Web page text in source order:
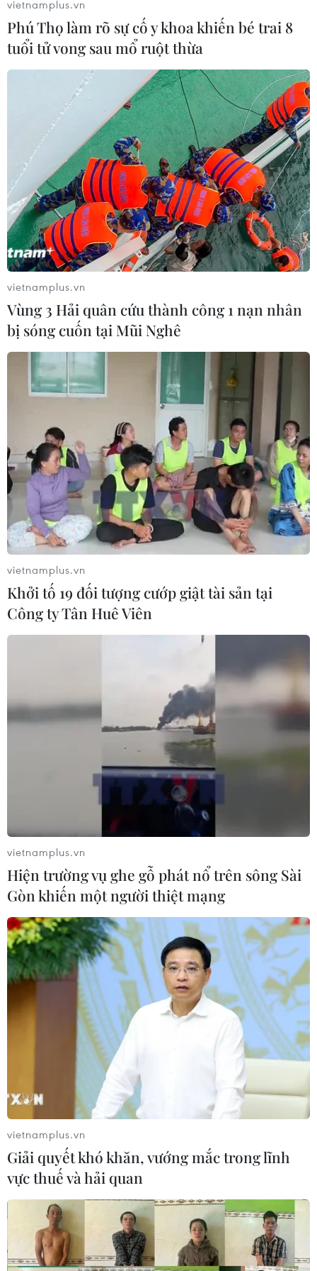
#Gạc Ma
#Chiến sỹ Hải quân
#Ban Liên lạc bộ đội Trường Sa
TP. Đà Nẵng
Theo dõi VietnamPlus
BIỂN ĐÔNG
Hàn Quốc tái khẳng định lập trường về Biển
Đông, kêu gọi tuân thủ luật quốc tế
Người lưu giữ hình ảnh Bác Hồ và Hoàng Sa-
Trường Sa qua tem bưu chính
Học giả Nga đề xuất biện pháp xây dựng lòng
tin giải quyết vấn đề Biển Đông
Việt Nam tôn trọng quyền tự do hàng hải, hàng
không của các quốc gia ở Biển Đông
Việt Nam phản đối hành vi xâm phạm chủ
quyền của Việt Nam tại quần đảo Trường Sa
37 năm sự kiện Gạc Ma: Tinh thần quyết tử
để bảo vệ chủ quyền Tổ quốc
14/03/2025 02:19
Vào ngày này cách đây 37 năm, ngày 14/3/1988, 64
chiến sỹ Hải quân Nhân dân Việt Nam đã vĩnh viễn
nằm lại giữa biển sâu để bảo vệ chủ quyền thiêng liêng
của Tổ quốc trên Biển Đông.
vietnamplus.vn
Phú Thọ làm rõ sự cố y khoa khiến bé trai 8
tuổi tử vong sau mổ ruột thừa
vietnamplus.vn
Vùng 3 Hải quân cứu thành công 1 nạn nhân
bị sóng cuốn tại Mũi Nghê
vietnamplus.vn
Khởi tố 19 đối tượng cướp giật tài sản tại
Công ty Tân Huê Viên
vietnamplus.vn
Hiện trường vụ ghe gỗ phát nổ trên sông Sài
Gòn khiến một người thiệt mạng
vietnamplus.vn
Giải quyết khó khăn, vướng mắc trong lĩnh
vực thuế và hải quan